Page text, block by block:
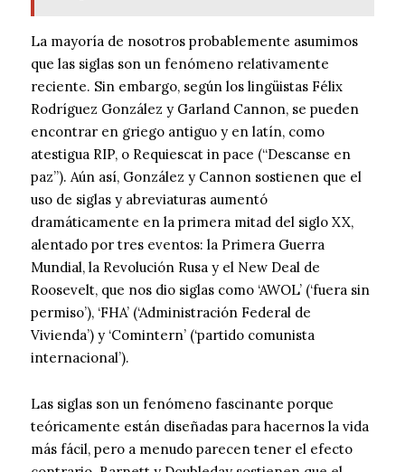
La mayoría de nosotros probablemente asumimos
que las siglas son un fenómeno relativamente
reciente. Sin embargo, según los lingüistas Félix
Rodríguez González y Garland Cannon, se pueden
encontrar en griego antiguo y en latín, como
atestigua RIP, o Requiescat in pace (“Descanse en
paz”). Aún así, González y Cannon sostienen que el
uso de siglas y abreviaturas aumentó
dramáticamente en la primera mitad del siglo XX,
alentado por tres eventos: la Primera Guerra
Mundial, la Revolución Rusa y el New Deal de
Roosevelt, que nos dio siglas como ‘AWOL’ (‘fuera sin
permiso’), ‘FHA’ (‘Administración Federal de
Vivienda’) y ‘Comintern’ (‘partido comunista
internacional’).
Las siglas son un fenómeno fascinante porque
teóricamente están diseñadas para hacernos la vida
más fácil, pero a menudo parecen tener el efecto